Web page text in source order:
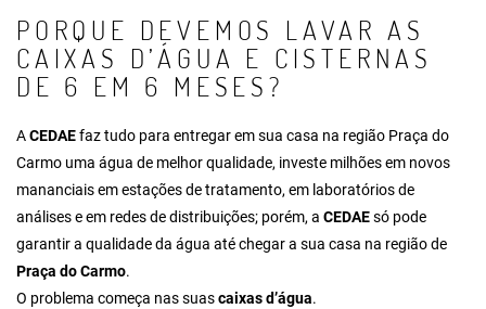
PORQUE DEVEMOS LAVAR AS
CAIXAS D’ÁGUA E CISTERNAS
DE 6 EM 6 MESES?
ACEDAEfaz tudo para entregar em sua casa na região Praça do
Carmo uma água de melhor qualidade, investe milhões em novos
mananciais em estações de tratamento, em laboratórios de
análises e em redes de distribuições; porém, a CEDAEsó pode
garantir a qualidade da água até chegar a sua casa na região de
Praça do Carmo.
O problema começa nas suascaixas d’água.